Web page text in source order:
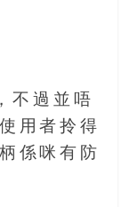
不過並唔
用者拎得
係咪有防